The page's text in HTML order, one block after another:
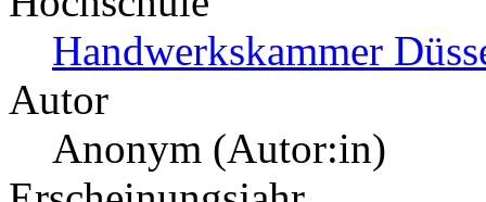
Handwerkskammer
Autor
Anonym (Autor:in)